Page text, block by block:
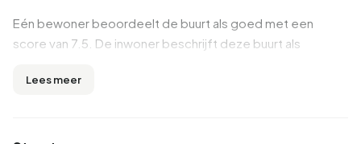
Eén bewoner beoordeelt de buurt als goed met een
score van 7.5. De inwoner beschrijft deze buurt als
beoordelingen zijn er nog geen duidelijke trends zichtbaar
Lees meer